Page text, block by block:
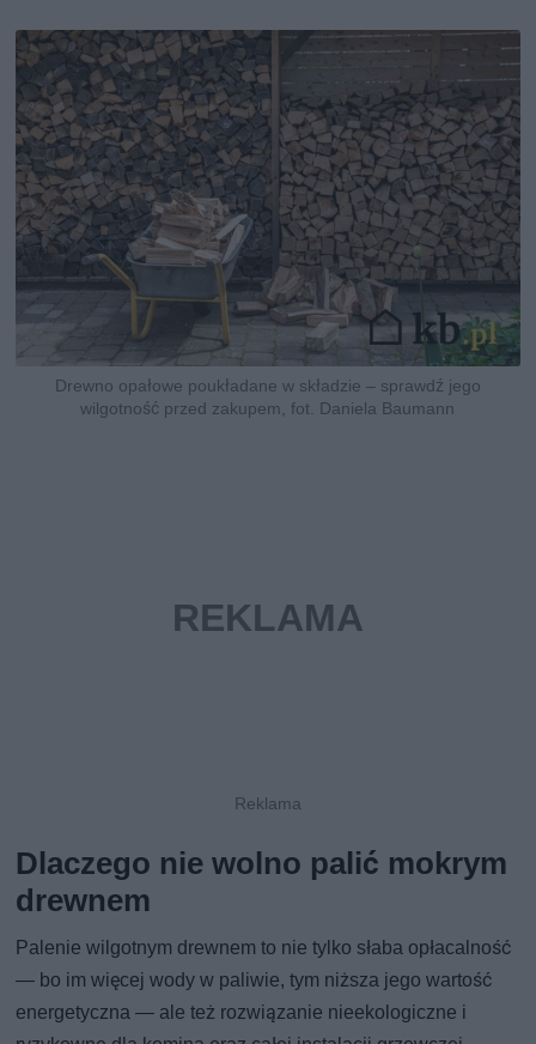
Drewno opałowe poukładane w składzie – sprawdź jego
wilgotność przed zakupem, fot. Daniela Baumann
Dlaczego nie wolno palić mokrym
drewnem
Palenie wilgotnym drewnem to nie tylko słaba opłacalność
— bo im więcej wody w paliwie, tym niższa jego wartość
energetyczna — ale też rozwiązanie nieekologiczne i